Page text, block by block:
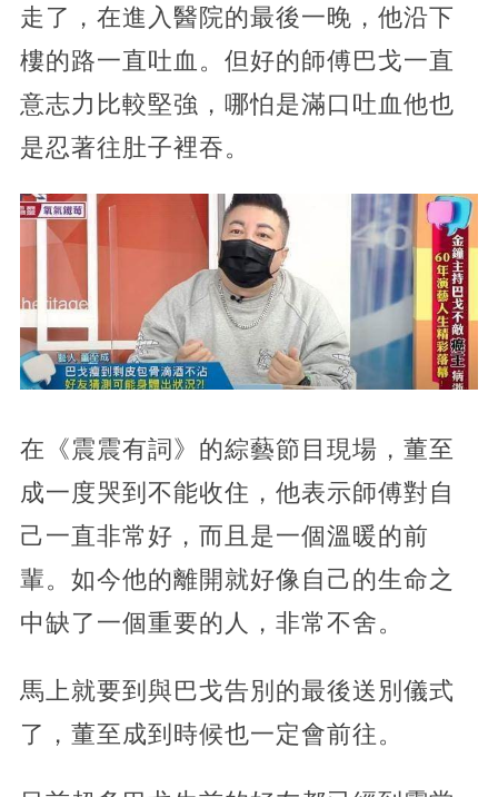
走了，在進入醫院的最後一晚，他沿下
樓的路一直吐血。但好的師傅巴戈一直
意志力比較堅強，哪怕是滿口吐血他也
是忍著往肚子裡吞。
在《震震有詞》的綜藝節目現場，董至
成一度哭到不能收住，他表示師傅對自
己一直非常好，而且是一個溫暖的前
輩。如今他的離開就好像自己的生命之
中缺了一個重要的人，非常不舍。
馬上就要到與巴戈告別的最後送別儀式
了，董至成到時候也一定會前往。